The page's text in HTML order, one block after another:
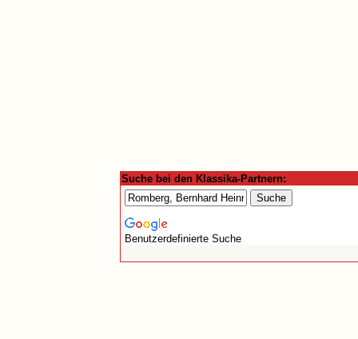
Suche bei den Klassika-Partnern:
Benutzerdefinierte Suche